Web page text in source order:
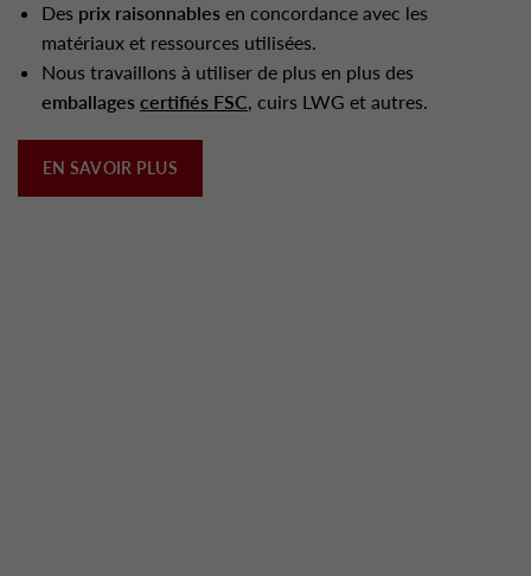
Des prix raisonnables en concordance avec les
matériaux et ressources utilisées.
Nous travaillons à utiliser de plus en plus des
emballages certifiés FSC, cuirs LWG et autres.
EN SAVOIR PLUS